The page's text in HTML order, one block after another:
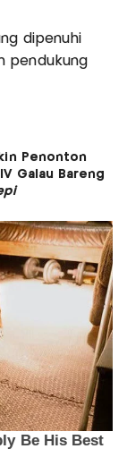
dipenuhi
pendukung
Penonton
Galau Bareng